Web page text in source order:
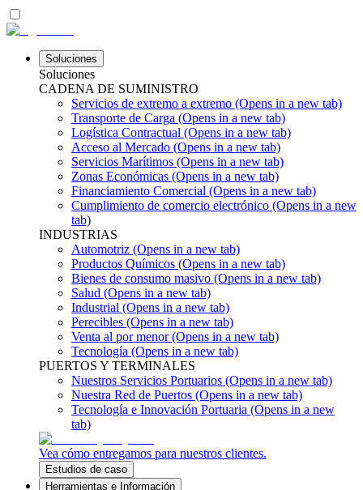
Soluciones
Soluciones
CADENA DE SUMINISTRO
Servicios de extremo a extremo (Opens in a new tab)
Transporte de Carga (Opens in a new tab)
Logística Contractual (Opens in a new tab)
Acceso al Mercado (Opens in a new tab)
Servicios Marítimos (Opens in a new tab)
Zonas Económicas (Opens in a new tab)
Financiamiento Comercial (Opens in a new tab)
Cumplimiento de comercio electrónico (Opens in a new
tab)
INDUSTRIAS
Automotriz (Opens in a new tab)
Productos Químicos (Opens in a new tab)
Bienes de consumo masivo (Opens in a new tab)
Salud (Opens in a new tab)
Industrial (Opens in a new tab)
Perecibles (Opens in a new tab)
Venta al por menor(Opens in a new tab)
Tecnología (Opens in a new tab)
PUERTOS Y TERMINALES
Nuestros Servicios Portuarios (Opens in a new tab)
Nuestra Red de Puertos (Opens in a new tab)
Tecnología e Innovación Portuaria (Opens in a new
tab)
Vea cómo entregamos para nuestros clientes.
Estudios de caso
Herramientas e Información